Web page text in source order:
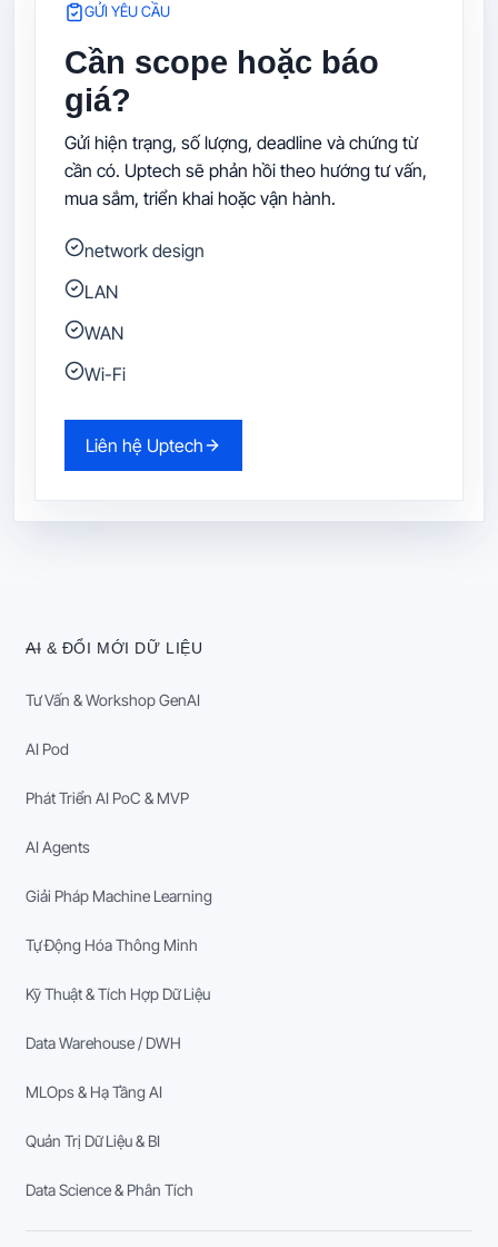
GỬI YÊU CẦU
Cần scope hoặc báo
giá?
Gửi hiện trạng, số lượng, deadline và chứng từ
cần có. Uptech sẽ phản hồi theo hướng tư vấn,
mua sắm, triển khai hoặc vận hành.
network design
LAN
WAN
Wi-Fi
Liên hệ Uptech
AI & ĐỔI MỚI DỮ LIỆU
Tư Vấn & Workshop GenAI
AI Pod
Phát Triển AI PoC & MVP
AI Agents
Giải Pháp Machine Learning
Tự Động Hóa Thông Minh
Kỹ Thuật & Tích Hợp Dữ Liệu
Data Warehouse / DWH
MLOps & Hạ Tầng AI
Quản Trị Dữ Liệu & BI
Data Science & Phân Tích